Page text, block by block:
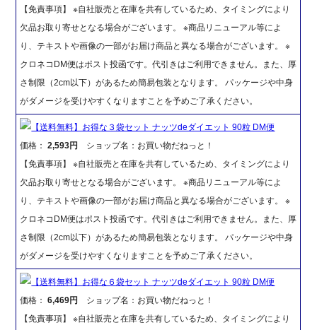
【免責事項】 ※自社販売と在庫を共有しているため、タイミングにより
欠品お取り寄せとなる場合がございます。 ※商品リニューアル等によ
り、テキストや画像の一部がお届け商品と異なる場合がございます。 ※
クロネコDM便はポスト投函です。代引きはご利用できません。また、厚
さ制限（2cm以下）があるため簡易包装となります。 パッケージや中身
がダメージを受けやすくなりますことを予めご了承ください。
【送料無料】お得な３袋セット ナッツdeダイエット 90粒 DM便
価格：2,593円
ショップ名：お買い物だねっと！
【免責事項】 ※自社販売と在庫を共有しているため、タイミングにより
欠品お取り寄せとなる場合がございます。 ※商品リニューアル等によ
り、テキストや画像の一部がお届け商品と異なる場合がございます。 ※
クロネコDM便はポスト投函です。代引きはご利用できません。また、厚
さ制限（2cm以下）があるため簡易包装となります。 パッケージや中身
がダメージを受けやすくなりますことを予めご了承ください。
【送料無料】お得な６袋セット ナッツdeダイエット 90粒 DM便
価格：6,469円
ショップ名：お買い物だねっと！
【免責事項】 ※自社販売と在庫を共有しているため、タイミングにより